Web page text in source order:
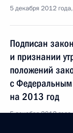
5 декабря 2012
Подписан
и признании
положений
с
на 2013 год
5 декабря 2012